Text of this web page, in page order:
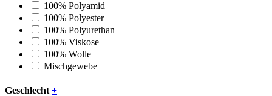
100% Polyamid
100% Polyester
100% Polyurethan
100% Viskose
100% Wolle
Mischgewebe
Geschlecht +